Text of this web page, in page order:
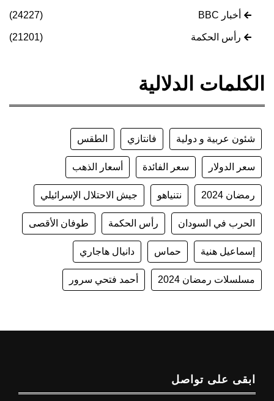
أخبار BBC (24227)
رأس الحكمة (21201)
الكلمات الدلالية
شئون عربية و دولية فانتازي الطقس
سعر الدولار سعر الفائدة أسعار الذهب
رمضان 2024 نتنياهو جيش الاحتلال الإسرائيلي
الحرب في السودان رأس الحكمة طوفان الأقصى
إسماعيل هنية حماس دانيال هاجاري
مسلسلات رمضان 2024 أحمد فتحي سرور
ابقى على تواصل